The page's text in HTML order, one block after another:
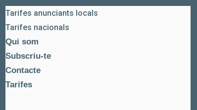
Tarifes anunciants locals
Tarifes nacionals
Qui som
Subscriu-te
Contacte
Tarifes